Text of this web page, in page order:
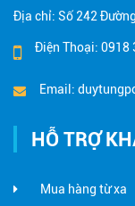
Địa chỉ: Số 242
Điện Thoại: 0918
Email:
HỖ TRỢ
Mua hàng từ xa